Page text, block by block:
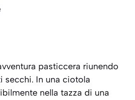
pasticcera riunendo
secchi. In una ciotola
nella tazza di una